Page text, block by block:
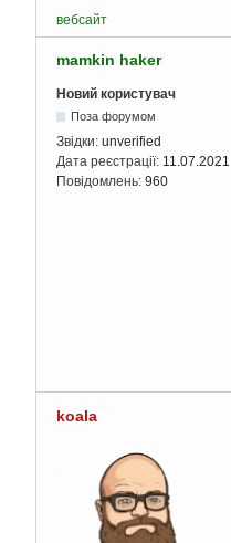
вебсайт
mamkin haker
Новий користувач
Поза форумом
Звідки: unverified
Дата реєстрації: 11.07.2021
Повідомлень: 960
koala